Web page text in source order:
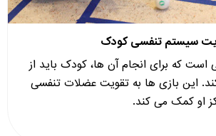
سیستم تنفسی کودک
است که برای انجام آن ها، کودک باید از
این بازی ها به تقویت عضلات تنفسی
او کمک می کند.